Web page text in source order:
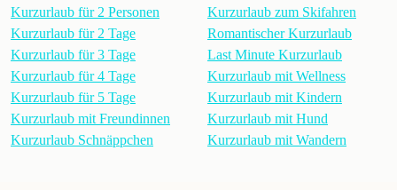
Kurzurlaub für 2 Personen
Kurzurlaub für 2 Tage
Kurzurlaub für 3 Tage
Kurzurlaub für 4 Tage
Kurzurlaub für 5 Tage
Kurzurlaub mit Freundinnen
Kurzurlaub Schnäppchen
Kurzurlaub zum Skifahren
Romantischer Kurzurlaub
Last Minute Kurzurlaub
Kurzurlaub mit Wellness
Kurzurlaub mit Kindern
Kurzurlaub mit Hund
Kurzurlaub mit Wandern